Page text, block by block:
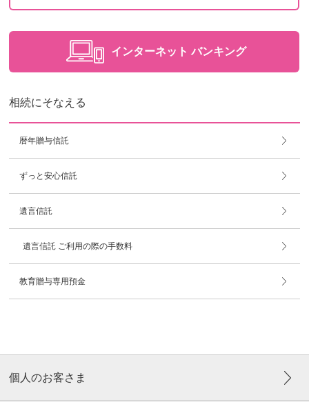
インターネット バンキング
相続にそなえる
暦年贈与信託
ずっと安心信託
遺言信託
遺言信託 ご利用の際の手数料
教育贈与専用預金
個人のお客さま